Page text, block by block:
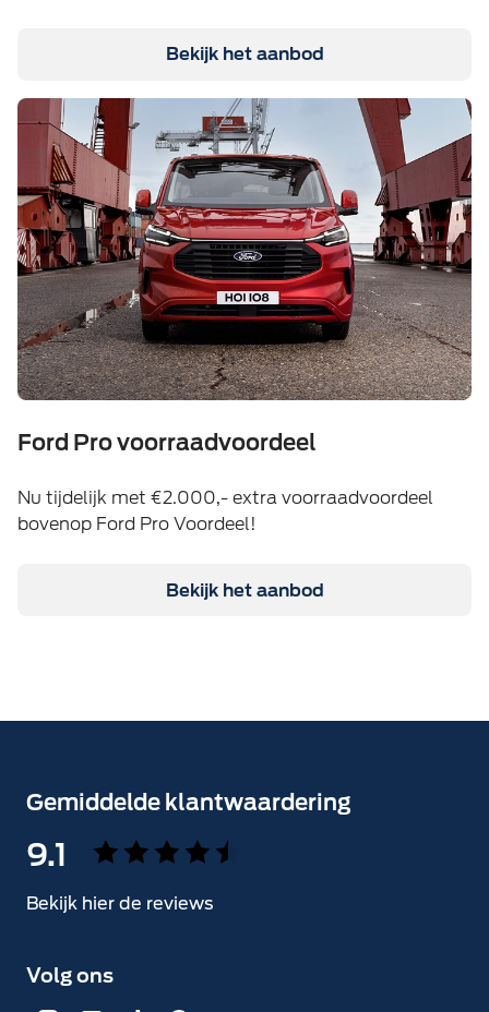
Bekijk het aanbod
Ford Pro voorraadvoordeel
Nu tijdelijk met €2.000,- extra voorraadvoordeel
bovenop Ford Pro Voordeel!
Bekijk het aanbod
Gemiddelde klantwaardering
9.1
Bekijk hier de reviews
van
Volg ons